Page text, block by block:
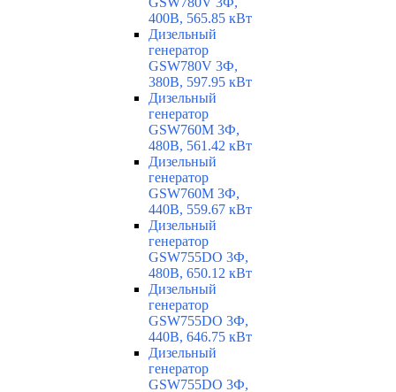
400В, 565.85 кВт
Дизельный
генератор
GSW780V 3Ф,
380В, 597.95 кВт
Дизельный
генератор
GSW760M 3Ф,
480В, 561.42 кВт
Дизельный
генератор
GSW760M 3Ф,
440В, 559.67 кВт
Дизельный
генератор
GSW755DO 3Ф,
480В, 650.12 кВт
Дизельный
генератор
GSW755DO 3Ф,
440В, 646.75 кВт
Дизельный
генератор
GSW755DO 3Ф,